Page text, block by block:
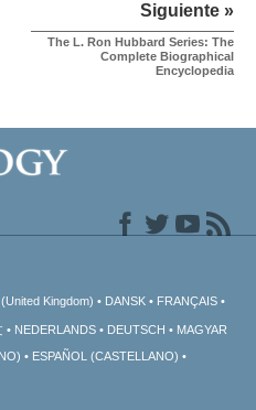
Siguiente »
The L. Ron Hubbard Series: The
Complete Biographical
Encyclopedia
Kingdom) DANSK FRANÇAIS
NEDERLANDS DEUTSCH
MAGYAR
ESPAÑOL (CASTELLANO)